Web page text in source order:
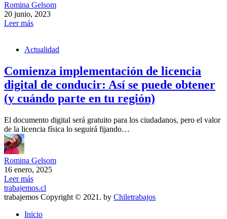
Romina Gelsom
20 junio, 2023
Leer más
Actualidad
Comienza implementación de licencia
digital de conducir: Así se puede obtener
(y cuándo parte en tu región)
El documento digital será gratuito para los ciudadanos, pero el valor
de la licencia física lo seguirá fijando…
Romina Gelsom
16 enero, 2025
Leer más
trabajemos.cl
trabajemos Copyright © 2021. by Chiletrabajos
Inicio